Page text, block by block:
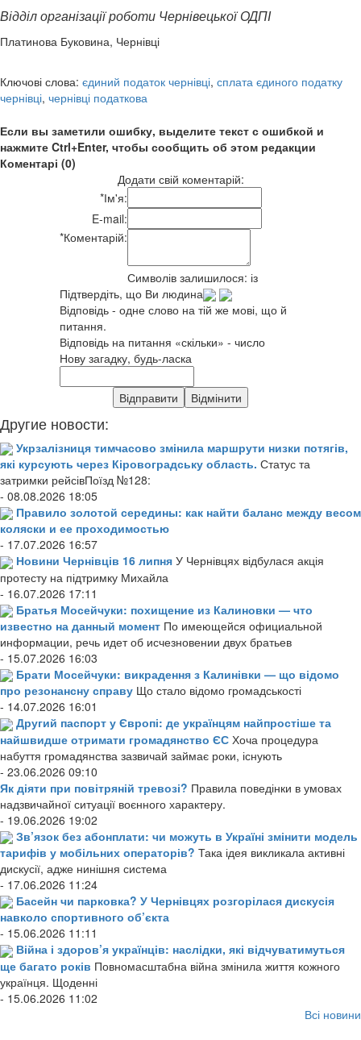
Відділ організації роботи Чернівецької ОДПІ
Платинова Буковина, Чернівці
Ключові слова: єдиний податок чернівці, сплата єдиного податку
чернівці, чернівці податкова
Если вы заметили ошибку, выделите текст с ошибкой и
нажмите Ctrl+Enter, чтобы сообщить об этом редакции
Коментарі (0)
Додати свій коментарій:
*Ім'я:
E-mail:
*Коментарій:
Символів залишилося: із
Підтвердіть, що Ви людина
Відповідь - одне слово на тій же мові, що й
питання.
Відповідь на питання «скільки» - число
Нову загадку, будь-ласка
Другие новости:
Укрзалізниця тимчасово змінила маршрути низки потягів,
які курсують через Кіровоградську область. Статус та
затримки рейсівПоїзд №128:
- 08.08.2026 18:05
Правило золотой середины: как найти баланс между весом
коляски и ее проходимостью
- 17.07.2026 16:57
Новини Чернівців 16 липня У Чернівцях відбулася акція
протесту на підтримку Михайла
- 16.07.2026 17:11
Братья Мосейчуки: похищение из Калиновки — что
известно на данный момент По имеющейся официальной
информации, речь идет об исчезновении двух братьев
- 15.07.2026 16:03
Брати Мосейчуки: викрадення з Калинівки — що відомо
про резонансну справу Що стало відомо громадськості
- 14.07.2026 16:01
Другий паспорт у Європі: де українцям найпростіше та
найшвидше отримати громадянство ЄС Хоча процедура
набуття громадянства зазвичай займає роки, існують
- 23.06.2026 09:10
Як діяти при повітряній тревозі? Правила поведінки в умовах
надзвичайної ситуації воєнного характеру.
- 19.06.2026 19:02
Зв’язок без абонплати: чи можуть в Україні змінити модель
тарифів у мобільних операторів? Така ідея викликала активні
дискусії, адже нинішня система
- 17.06.2026 11:24
Басейн чи парковка? У Чернівцях розгорілася дискусія
навколо спортивного об’єкта
- 15.06.2026 11:11
Війна і здоров’я українців: наслідки, які відчуватимуться
ще багато років Повномасштабна війна змінила життя кожного
українця. Щоденні
- 15.06.2026 11:02
Всі новини